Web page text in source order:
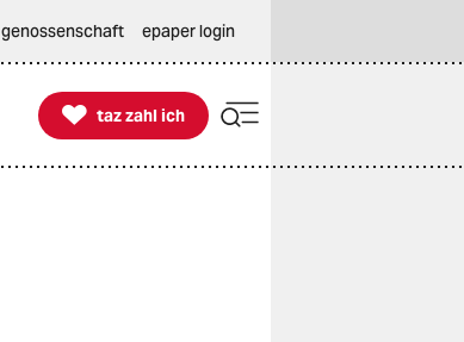
genossenschaft epaper login

taz zahl ich
taz zahl ich